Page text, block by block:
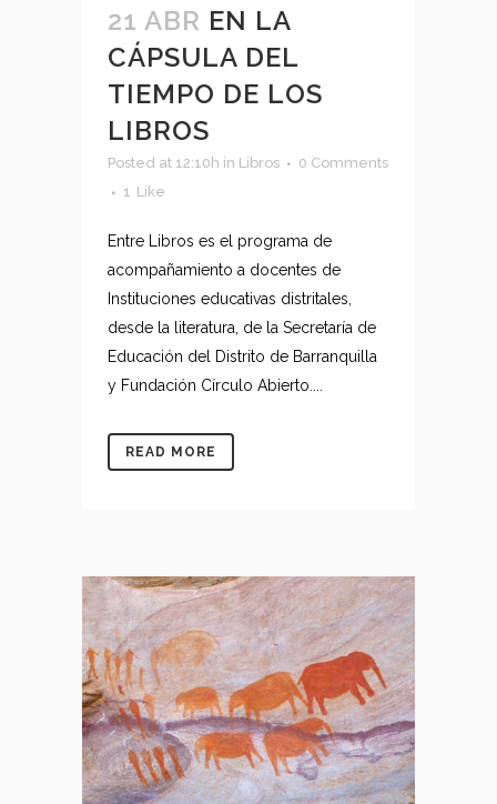
21 ABR EN LA
CÁPSULA DEL
TIEMPO DE LOS
LIBROS
Posted at 12:10h in Libros
0 Comments
1 Like
Entre Libros es el programa de
acompañamiento a docentes de
Instituciones educativas distritales,
desde la literatura, de la Secretaría de
Educación del Distrito de Barranquilla
y Fundación Círculo Abierto....
READ MORE